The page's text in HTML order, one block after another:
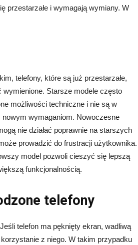
przestarzałe i wymagają wymiany. W
telefony, które są już przestarzałe,
wymienione. Starsze modele często
możliwości techniczne i nie są w
nowym wymaganiom. Nowoczesne
nie działać poprawnie na starszych
prowadzić do frustracji użytkownika.
model pozwoli cieszyć się lepszą
funkcjonalnością.
telefony
telefon ma pęknięty ekran, wadliwą
z niego. W takim przypadku